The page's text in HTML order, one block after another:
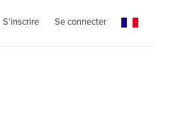
S'inscrire Se connecter